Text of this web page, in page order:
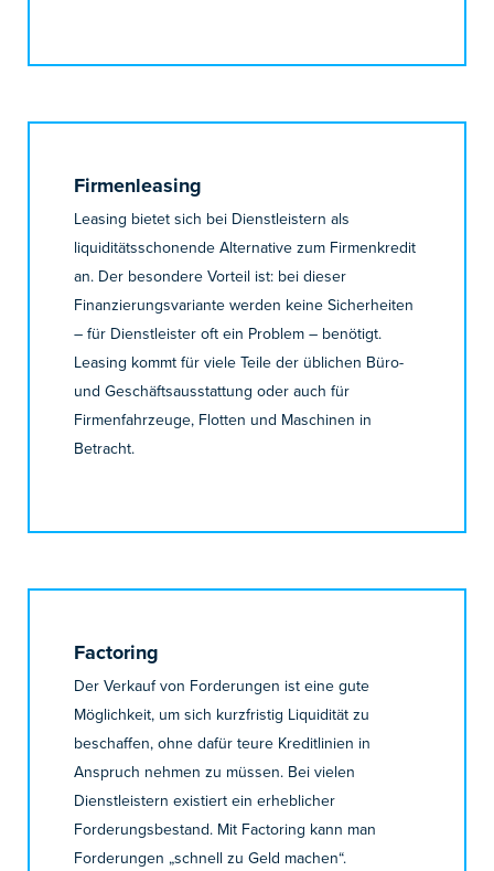
Firmenleasing
Leasing bietet sich bei Dienstleistern als
liquiditätsschonende Alternative zum Firmenkredit
an. Der besondere Vorteil ist: bei dieser
Finanzierungsvariante werden keine Sicherheiten
– für Dienstleister oft ein Problem – benötigt.
Leasing kommt für viele Teile der üblichen Büro-
und Geschäftsausstattung oder auch für
Firmenfahrzeuge, Flotten und Maschinen in
Betracht.
Factoring
Der Verkauf von Forderungen ist eine gute
Möglichkeit, um sich kurzfristig Liquidität zu
beschaffen, ohne dafür teure Kreditlinien in
Anspruch nehmen zu müssen. Bei vielen
Dienstleistern existiert ein erheblicher
Forderungsbestand. Mit Factoring kann man
Forderungen „schnell zu Geld machen“.